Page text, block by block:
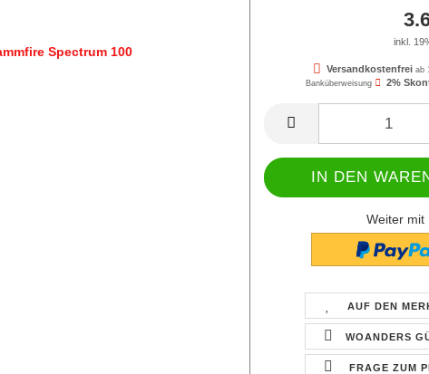
inkl.
Versandkostenfrei ab
Banküberweisung
2%
Weiter mit
AUF DEN
WOANDERS
FRAGE ZUM